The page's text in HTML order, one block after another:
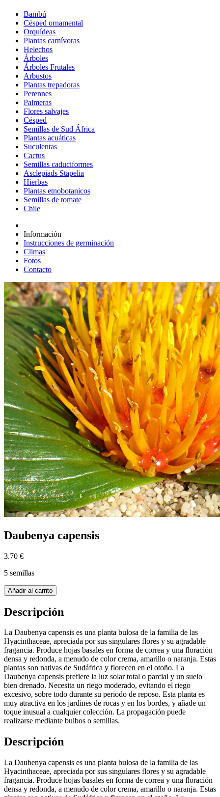
Bambú
Césped ornamental
Orquídeas
Plantas carnívoras
Helechos
Árboles
Árboles Frutales
Arbustos
Plantas trepadoras
Perennes
Palmeras
Flores salvajes
Césped
Semillas de Sud África
Plantas acuáticas
Suculentas
Cactus
Semillas caduciformes
Asclepiads Stapelia
Hierbas
Plantas etnobotanicos
Semillas de tomate
Chile
Información
Instrucciones de germinación
Climas
Fotos
Contacto
Daubenya capensis
3.70 €
5 semillas
Añadir al carrito
Descripción
La Daubenya capensis es una planta bulosa de la familia de las
Hyacinthaceae, apreciada por sus singulares flores y su agradable
fragancia. Produce hojas basales en forma de correa y una floración
densa y redonda, a menudo de color crema, amarillo o naranja. Estas
plantas son nativas de Sudáfrica y florecen en el otoño. La
Daubenya capensis prefiere la luz solar total o parcial y un suelo
bien drenado. Necesita un riego moderado, evitando el riego
excesivo, sobre todo durante su periodo de reposo. Esta planta es
muy atractiva en los jardines de rocas y en los bordes, y añade un
toque inusual a cualquier colección. La propagación puede
realizarse mediante bulbos o semillas.
Descripción
La Daubenya capensis es una planta bulosa de la familia de las
Hyacinthaceae, apreciada por sus singulares flores y su agradable
fragancia. Produce hojas basales en forma de correa y una floración
densa y redonda, a menudo de color crema, amarillo o naranja. Estas